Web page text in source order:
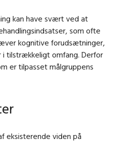
kan have svært ved at
som ofte
kognitive forudsætninger,
i tilstrækkeligt omfang. Derfor
er tilpasset målgruppens
eksisterende viden på